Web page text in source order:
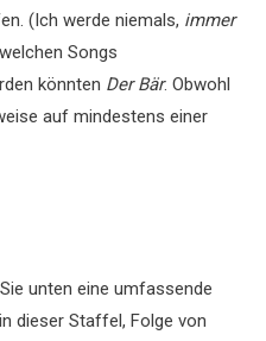
(Ich werde niemals, immer
Songs
könnten Der Bär. Obwohl
auf mindestens einer
unten eine umfassende
dieser Staffel, Folge von